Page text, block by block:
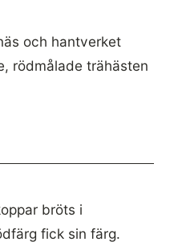
och hantverket
rödmålade trähästen
bröts i
fick sin färg.